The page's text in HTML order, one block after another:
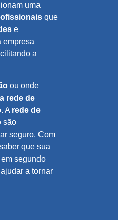
uma
que
e
empresa
a
ou onde
rede de
A rede de
são
seguro. Com
que sua
segundo
a tornar